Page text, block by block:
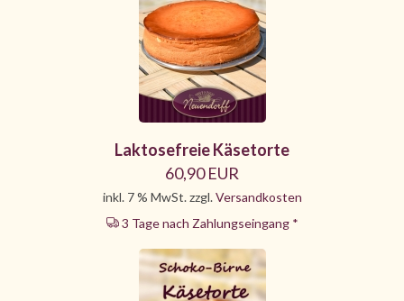
Laktosefreie Käsetorte
60,90 EUR
inkl. 7 % MwSt. zzgl.Versandkosten
3 Tage nach Zahlungseingang *